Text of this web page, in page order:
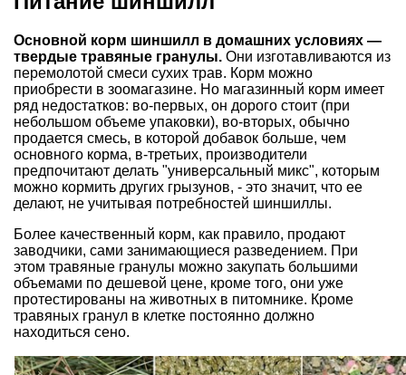
Основной корм шиншилл в домашних условиях —
твердые травяные гранулы. Они изготавливаются из
перемолотой смеси сухих трав. Корм можно
приобрести в зоомагазине. Но магазинный корм имеет
ряд недостатков: во-первых, он дорого стоит (при
небольшом объеме упаковки), во-вторых, обычно
продается смесь, в которой добавок больше, чем
основного корма, в-третьих, производители
предпочитают делать "универсальный микс", которым
можно кормить других грызунов, - это значит, что ее
делают, не учитывая потребностей шиншиллы.
Более качественный корм, как правило, продают
заводчики, сами занимающиеся разведением. При
этом травяные гранулы можно закупать большими
объемами по дешевой цене, кроме того, они уже
протестированы на животных в питомнике. Кроме
травяных гранул в клетке постоянно должно
находиться сено.